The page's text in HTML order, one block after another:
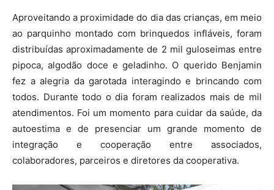
Aproveitando a proximidade do dia das crianças, em meio
ao parquinho montado com brinquedos infláveis, foram
distribuídas aproximadamente de 2 mil guloseimas entre
pipoca, algodão doce e geladinho. O querido Benjamin
fez a alegria da garotada interagindo e brincando com
todos. Durante todo o dia foram realizados mais de mil
atendimentos. Foi um momento para cuidar da saúde, da
autoestima e de presenciar um grande momento de
integração e cooperação entre associados,
colaboradores, parceiros e diretores da cooperativa.